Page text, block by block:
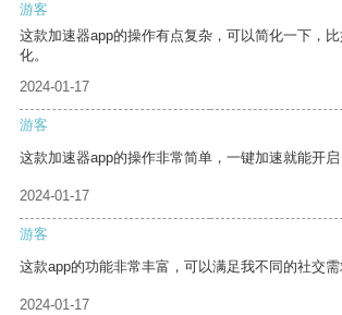
游客
这款加速器app的操作有点复杂，可以简化一下，
化。
2024-01-17
游客
这款加速器app的操作非常简单，一键加速就能开启
2024-01-17
游客
这款app的功能非常丰富，可以满足我不同的社交需
2024-01-17